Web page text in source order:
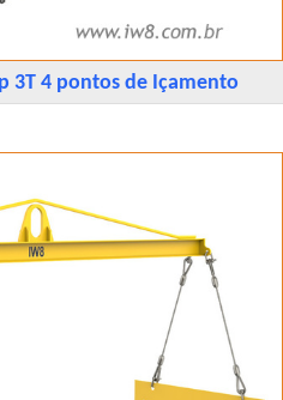
3T 4 pontos de Içamento